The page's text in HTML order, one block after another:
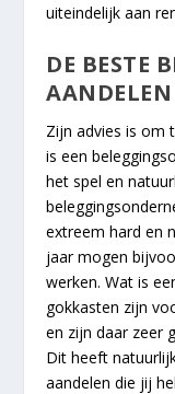
uiteindelijk aan
DE BESTE
Zijn advies is om
is een
het spel en
extreem hard en
jaar mogen
werken. Wat is
gokkasten zijn
en zijn daar zeer
Dit heeft
aandelen die jij